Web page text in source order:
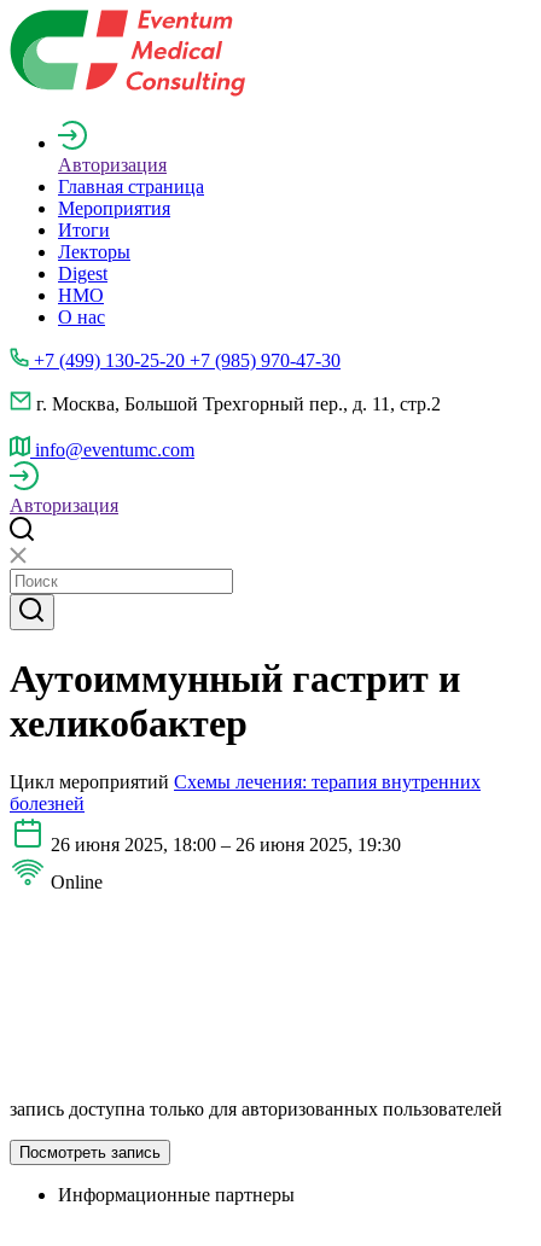
Авторизация
Главная страница
Мероприятия
Итоги
Лекторы
Digest
НМО
О нас
+7 (499) 130-25-20 +7 (985) 970-47-30
г. Москва, Большой Трехгорный пер., д. 11, стр.2
info@eventumc.com
Авторизация
Аутоиммунный гастрит и
хеликобактер
Цикл мероприятий Схемы лечения: терапия внутренних
болезней
26 июня 2025, 18:00 – 26 июня 2025, 19:30
Online
запись доступна только для авторизованных пользователей
Посмотреть запись
Информационные партнеры